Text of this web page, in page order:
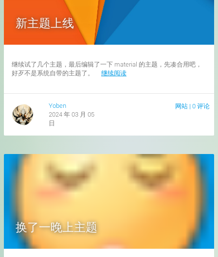
新主题上线
继续试了几个主题，最后编辑了一下 material 的主题，先凑合用吧，
好歹不是系统自带的主题了。 继续阅读
Yoben
2024 年 03 月 05
日
网站 |0 评论
换了一晚上主题